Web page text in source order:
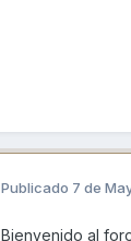
Publicado 7 de
Bienvenido al